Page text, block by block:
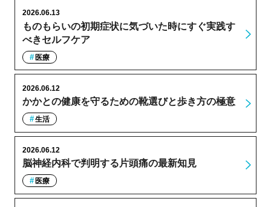
ものもらいの初期症状に気づいた時にすぐ実践す
べきセルフケア
2026.06.13
医療
かかとの健康を守るための靴選びと歩き方の極意
2026.06.12
生活
脳神経内科で判明する片頭痛の最新知見
2026.06.12
医療